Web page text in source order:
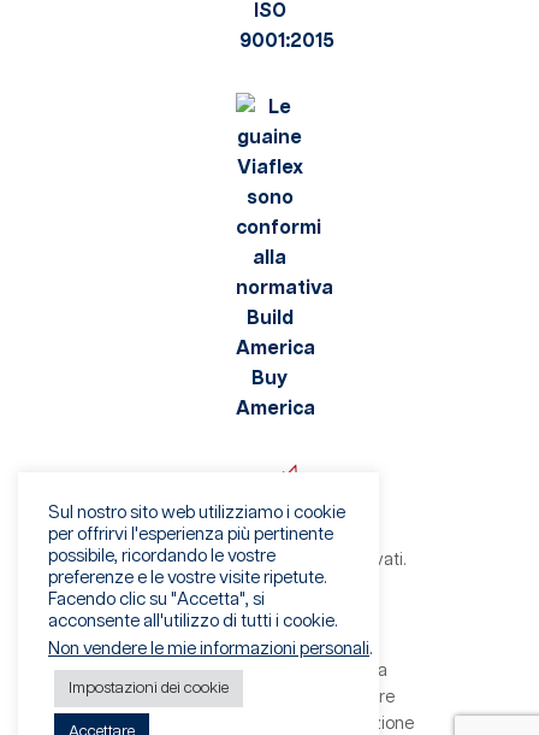
©2026 Viaflex. Tutti i diritti riservati.
Informativa sulla privacy
Condizioni di utilizzo
Avviso di frode
Termini e condizioni di vendita
Termini e condizioni del fornitore
Modulo per il diritto alla cancellazione
Sul nostro sito web utilizziamo i cookie
per offrirvi l'esperienza più pertinente
possibile, ricordando le vostre
preferenze e le vostre visite ripetute.
Facendo clic su "Accetta", si
acconsente all'utilizzo di tutti i cookie.
Non vendere le mie informazioni personali.
Impostazioni dei cookie